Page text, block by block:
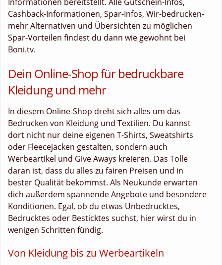
Cashback-Informationen, Spar-Infos, Wir-bedrucken-
mehr Alternativen und Übersichten zu möglichen
Spar-Vorteilen findest du dann wie gewohnt bei
Boni.tv.
Dein Online-Shop für bedruckbare
Kleidung und mehr
In diesem Online-Shop dreht sich alles um das
Bedrucken von Kleidung und Textilien. Du kannst
dort nicht nur deine eigenen T-Shirts, Sweatshirts
oder Fleecejacken gestalten, sondern auch
Werbeartikel und Give Aways kreieren. Das Tolle
daran ist, dass du alles zu fairen Preisen und in
bester Qualität bekommst. Als Neukunde erwarten
dich außerdem spannende Angebote und besondere
Konditionen. Egal, ob du etwas Unbedrucktes,
Bedrucktes oder Besticktes suchst, hier wirst du in
wenigen Schritten fündig.
Von Kleidung bis zu Werbeartikeln